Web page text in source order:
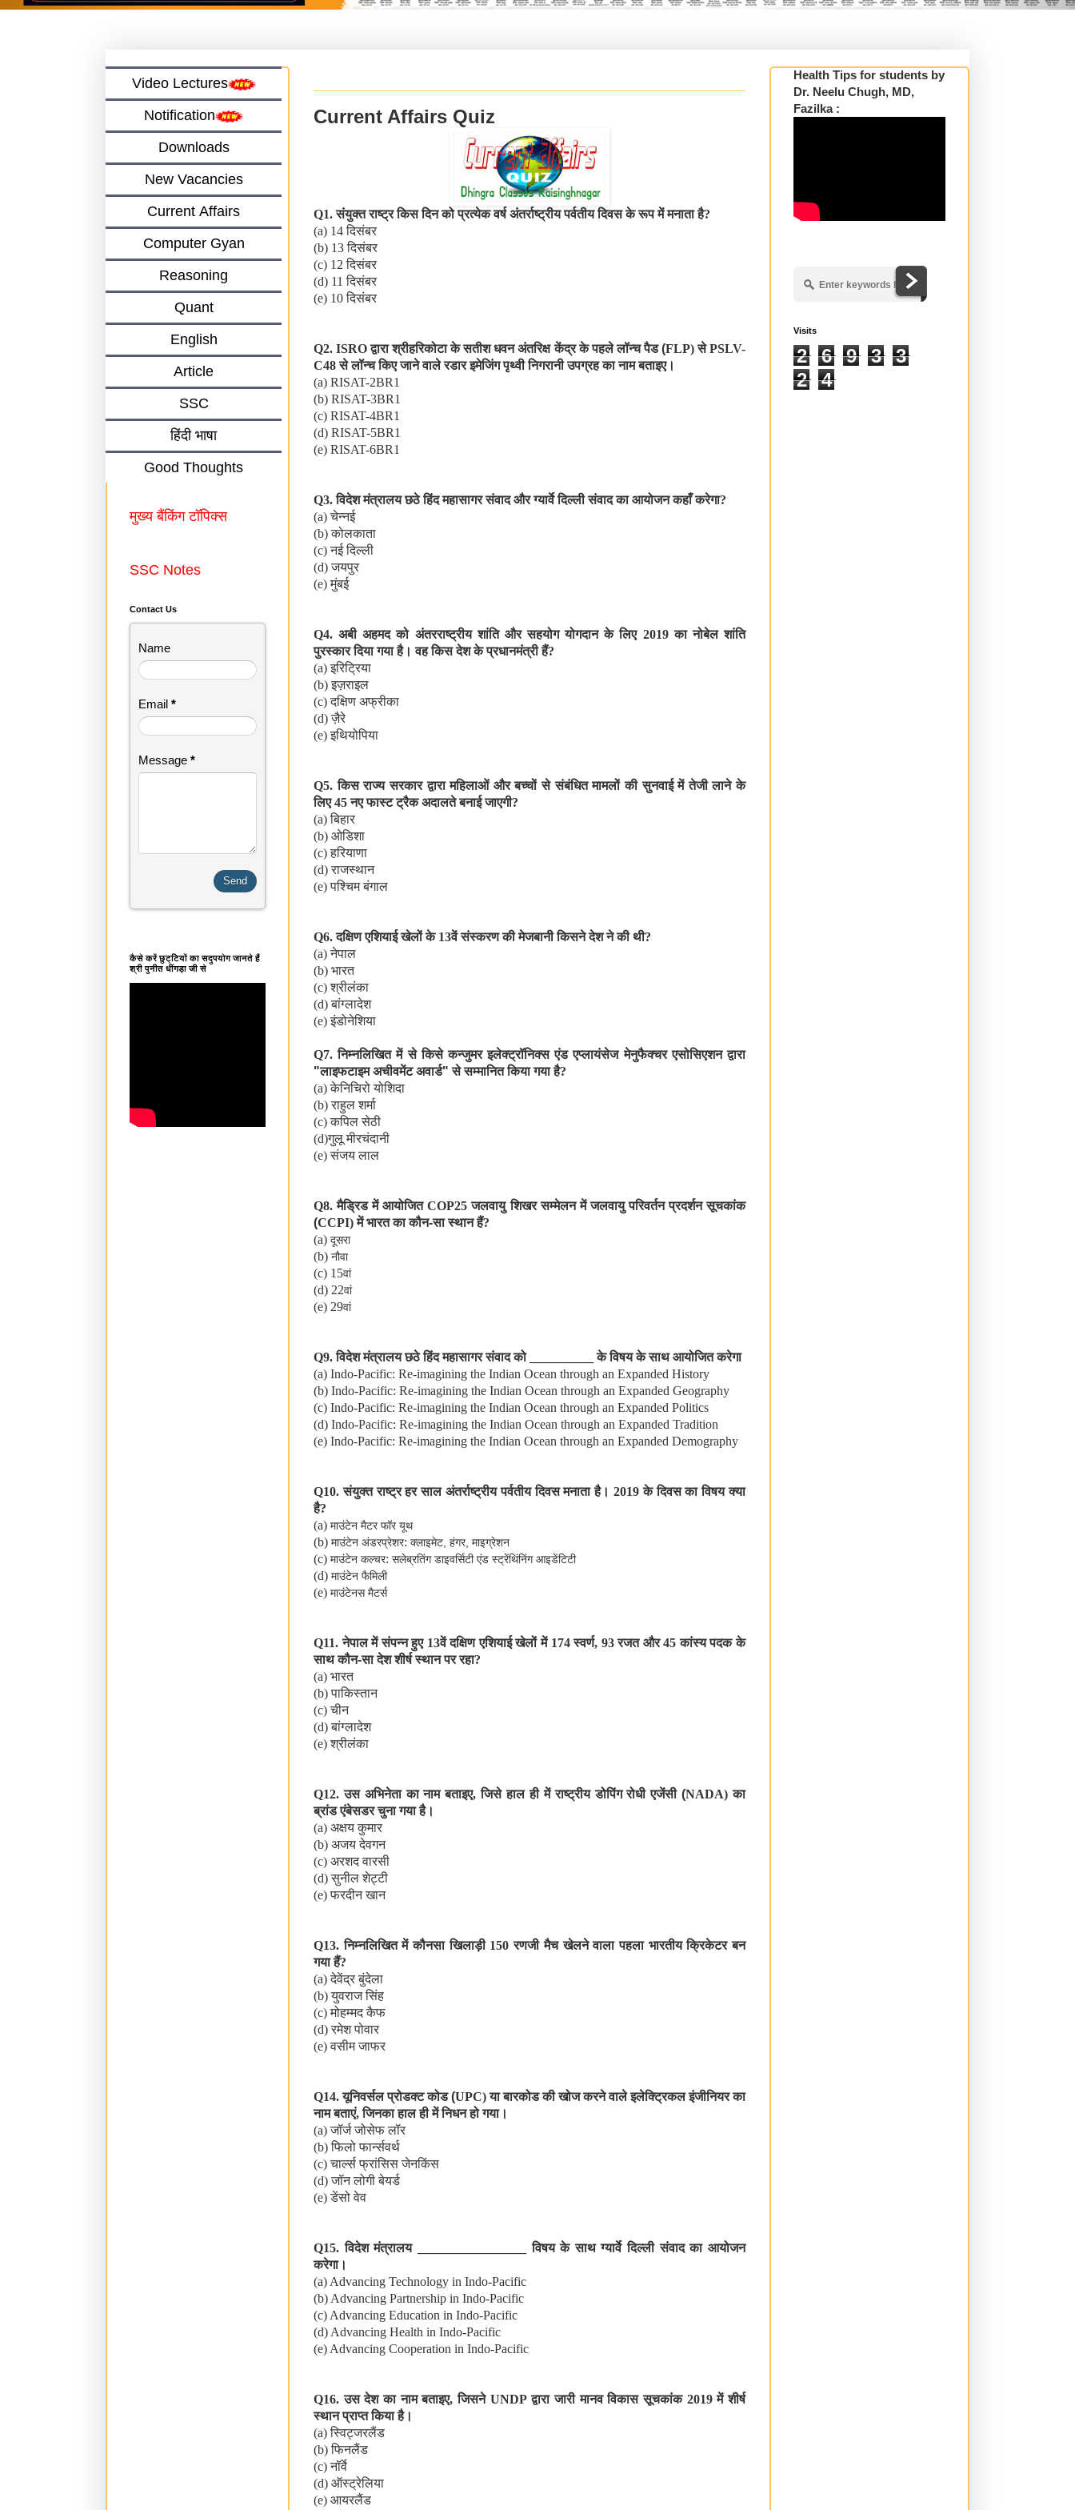
Current Affairs Quiz
Q1. संयुक्त राष्ट्र किस दिन को प्रत्येक वर्ष अंतर्राष्ट्रीय पर्वतीय दिवस के रूप में मनाता है?
(a) 14 दिसंबर
(b) 13 दिसंबर
(c) 12 दिसंबर
(d) 11 दिसंबर
(e) 10 दिसंबर
Q2. ISROद्वारा श्रीहरिकोटा के सतीश धवन अंतरिक्ष केंद्र के पहले लॉन्च पैड (FLP) सेPSLV-
C48 से लॉन्च किए जाने वाले रडार इमेजिंग पृथ्वी निगरानी उपग्रह का नाम बताइए।
(a) RISAT-2BR1
(b) RISAT-3BR1
(c) RISAT-4BR1
(d) RISAT-5BR1
(e) RISAT-6BR1
Q3. विदेश मंत्रालय छठे हिंद महासागर संवाद और ग्यार्वे दिल्ली संवाद का आयोजन कहाँ करेगा?
(a) चेन्नई
(b) कोलकाता
(c) नई दिल्ली
(d) जयपुर
(e) मुंबई
Q4.अबी अहमद को अंतरराष्ट्रीय शांति और सहयोग योगदान के लिए 2019का नोबेल शांति
पुरस्कार दिया गया है। वह किस देश के प्रधानमंत्री हैं?
(a) इरिट्रिया
(b) इज़राइल
(c) दक्षिण अफ्रीका
(d) ज़ैरे
(e) इथियोपिया
Q5. किस राज्य सरकार द्वारा महिलाओं और बच्चों से संबंधित मामलों की सुनवाई में तेजी लाने के
लिए45 नए फास्ट ट्रैक अदालते बनाई जाएगी?
(a) बिहार
(b) ओडिशा
(c) हरियाणा
(d) राजस्थान
(e) पश्चिम बंगाल
Q6. दक्षिण एशियाई खेलों के 13वें संस्करण की मेजबानी किसने देश ने की थी?
(a) नेपाल
(b) भारत
(c) श्रीलंका
(d) बांग्लादेश
(e) इंडोनेशिया
Q7. निम्नलिखित में से किसे कन्जुमर इलेक्ट्रॉनिक्स एंड एप्लायंसेज मेनुफैक्चर एसोसिएशन द्वारा
"लाइफटाइम अचीवमेंट अवार्ड" से सम्मानित किया गया है?
(a) केनिचिरो योशिदा
(b) राहुल शर्मा
(c) कपिल सेठी
(d)गुलू मीरचंदानी
(e) संजय लाल
Q8.मैड्रिड में आयोजितCOP25जलवायु शिखर सम्मेलन में जलवायु परिवर्तन प्रदर्शन सूचकांक
(CCPI) में भारत का कौन-सा स्थान हैं?
(a) दूसरा
(b) नौवा
(c) 15वां
(d) 22वां
(e) 29वां
Q9. विदेश मंत्रालय छठे हिंद महासागर संवाद को__________के विषय के साथ आयोजित करेगा
(a) Indo-Pacific: Re-imagining the Indian Ocean through an Expanded History
(b) Indo-Pacific: Re-imagining the Indian Ocean through an Expanded Geography
(c) Indo-Pacific: Re-imagining the Indian Ocean through an Expanded Politics
(d) Indo-Pacific: Re-imagining the Indian Ocean through an Expanded Tradition
(e) Indo-Pacific: Re-imagining the Indian Ocean through an Expanded Demography
Q10. संयुक्त राष्ट्र हर साल अंतर्राष्ट्रीय पर्वतीय दिवस मनाता है।2019 के दिवस का विषय क्या
है?
(a) माउंटेन मैटर फॉर यूथ
(b) माउंटेन अंडरप्रेशर: क्लाइमेट, हंगर, माइग्रेशन
(c) माउंटेन कल्चर: सलेब्रतिंग डाइवर्सिटी एंड स्ट्रेंथिंनिंग आइडेंटिटी
(d) माउंटेन फैमिली
(e) माउंटेनस मैटर्स
Q11. नेपाल में संपन्न हुए 13वें दक्षिण एशियाई खेलों में 174स्वर्ण, 93रजत और45 कांस्य पदक के
साथ कौन-सा देश शीर्ष स्थान पर रहा?
(a) भारत
(b) पाकिस्तान
(c) चीन
(d) बांग्लादेश
(e) श्रीलंका
Q12. उस अभिनेता का नाम बताइए, जिसे हाल ही में राष्ट्रीय डोपिंग रोधी एजेंसी (NADA)का
ब्रांड एंबेसडर चुना गया है।
(a) अक्षय कुमार
(b) अजय देवगन
(c) अरशद वारसी
(d) सुनील शेट्टी
(e) फरदीन खान
Q13. निम्नलिखित में कौनसा खिलाड़ी 150 रणजी मैच खेलने वाला पहला भारतीय क्रिकेटर बन
गया हैं?
(a) देवेंद्र बुंदेला
(b) युवराज सिंह
(c) मोहम्मद कैफ
(d) रमेश पोवार
(e) वसीम जाफर
Q14. यूनिवर्सल प्रोडक्ट कोड (UPC) या बारकोड की खोज करने वाले इलेक्ट्रिकल इंजीनियर का
नाम बताएं, जिनका हाल ही में निधन हो गया।
(a) जॉर्ज जोसेफ लॉर
(b) फिलो फार्न्सवर्थ
(c) चार्ल्स फ्रांसिस जेनकिंस
(d) जॉन लोगी बेयर्ड
(e) डेंसो वेव
Q15. विदेश मंत्रालय_________________ विषय के साथ ग्यार्वे दिल्ली संवाद का आयोजन
करेगा।
(a) Advancing Technology in Indo-Pacific
(b) Advancing Partnership in Indo-Pacific
(c) Advancing Education in Indo-Pacific
(d) Advancing Health in Indo-Pacific
(e) Advancing Cooperation in Indo-Pacific
Q16. उस देश का नाम बताइए, जिसने UNDPद्वारा जारी मानव विकास सूचकांक 2019में शीर्ष
स्थान प्राप्त किया है।
(a) स्विट्जरलैंड
(b) फिनलैंड
(c) नॉर्वे
(d) ऑस्ट्रेलिया
(e) आयरलैंड
Video Lectures
Notification
Downloads
New Vacancies
Current Affairs
Computer Gyan
Reasoning
Quant
English
Article
SSC
हिंदी भाषा
Good Thoughts
मुख्य बैंकिंग टॉपिक्स
SSC Notes
Contact Us
Name
Email *
Message *
कैसे करें छुट्टियों का सदुपयोग जानते हैं
श्री पुनीत धींगड़ा जी से
Health Tips for students by
Dr. Neelu Chugh, MD,
Fazilka :
Visits
2 6 9 3
3
2
4